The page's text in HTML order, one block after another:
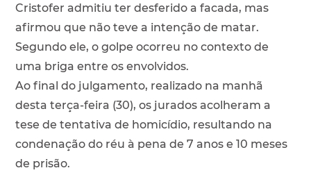
Cristofer admitiu ter desferido a facada, mas
afirmou que não teve a intenção de matar.
Segundo ele, o golpe ocorreu no contexto de
uma briga entre os envolvidos.
Ao final do julgamento, realizado na manhã
desta terça-feira (30), os jurados acolheram a
tese de tentativa de homicídio, resultando na
condenação do réu à pena de 7 anos e 10 meses
de prisão.